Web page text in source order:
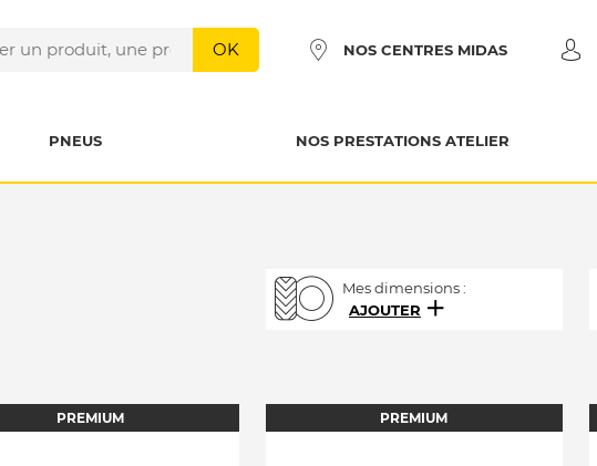
OK NOS CENTRES MIDAS
PNEUS NOS PRESTATIONS ATELIER
Mes dimensions :
AJOUTER
PREMIUM PREMIUM